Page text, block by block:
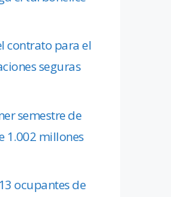
contrato para el
seguras
semestre de
1.002 millones
ocupantes de